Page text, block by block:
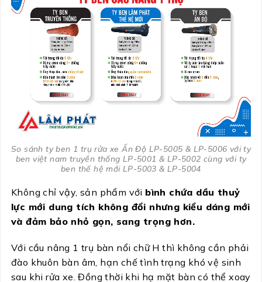
So sánh ty ben 1 trụ rửa xe Ấn Độ LP-5005 & LP-5006 với ty
ben việt nam truyền thống LP-5001 & LP-5002 cùng với ty
ben thế hệ mới LP-5003 & LP-5004
Không chỉ vậy, sản phẩm với bình chứa dầu thuỷ
lực mới dung tích không đổi nhưng kiểu dáng mới
và đảm bảo nhỏ gọn, sang trọng hơn.
Với cầu nâng 1 trụ bàn nổi chữ H thì không cần phải
đào khuôn bàn âm, hạn chế tình trạng khó vệ sinh
sau khi rửa xe. Đồng thời khi hạ mặt bàn có thể xoay